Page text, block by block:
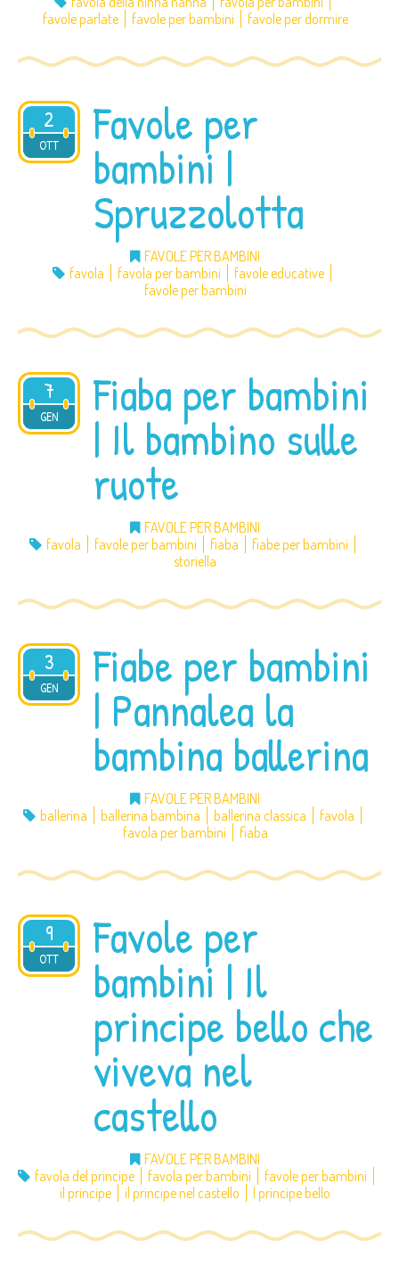
favole parlate
favole per bambini favole per dormire
2
OTT
2013 Favole per
bambini |
Spruzzolotta
FAVOLE PER BAMBINI
favola
favola per bambini
favole educative
favole per bambini
7
GEN
2013 Fiaba per bambini
| Il bambino sulle
ruote
FAVOLE PER BAMBINI
favola
favole per bambini fiaba
fiabe per bambini
storiella
3
GEN
2013 Fiabe per bambini
| Pannalea la
bambina ballerina
FAVOLE PER BAMBINI
ballerina
ballerina bambina ballerina classica
favola
favola per bambini
fiaba
9
OTT
2012 Favole per
bambini | Il
principe bello che
viveva nel
castello
FAVOLE PER BAMBINI
favola del principe
favola per bambini
favole per bambini
il principe
il principe nel castello l principe bello